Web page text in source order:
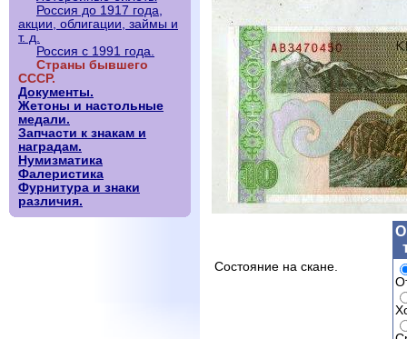
Россия до 1917 года,
акции, облигации, займы и
т. д.
Россия с 1991 года.
Страны бывшего
СССР.
Документы.
Жетоны и настольные
медали.
Запчасти к знакам и
наградам.
Нумизматика
Фалеристика
Фурнитура и знаки
различия.
Состояние на скане.